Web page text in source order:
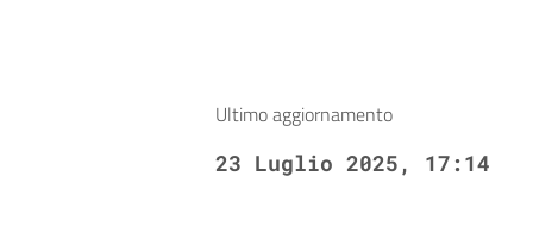
Ultimo aggiornamento
23 Luglio 2025, 17:14